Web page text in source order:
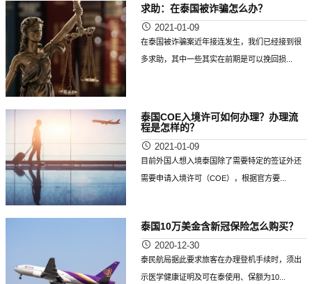
求助：在泰国被诈骗怎么办？
2021-01-09
在泰国被诈骗案近年接连发生，我们已经接到很
多求助，其中一些其实在前期是可以挽回损...
泰国COE入境许可如何办理？办理流
程是怎样的？
2021-01-09
目前外国人想入境泰国除了需要特定的签证外还
需要申请入境许可（COE），根据官方要...
泰国10万美金含新冠保险怎么购买？
2020-12-30
泰民航局据此要求旅客在办理登机手续时，须出
示医学健康证明及可在泰使用、保额为10...